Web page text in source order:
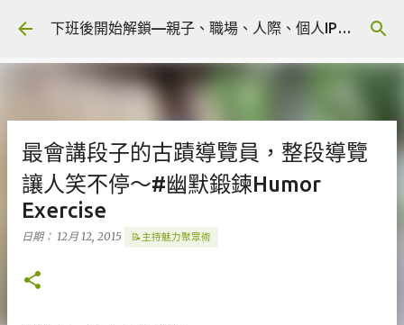
跳到主要內容 下班後開始解鎖—親子、職場、人際、個人IP 🎧 Podcast
最會講段子的古蹟導覽員，整段導覽
讓人笑不停～#幽默鍛鍊Humor
Exercise
日期： 12月 12, 2015 📝主持魅力聚眾術